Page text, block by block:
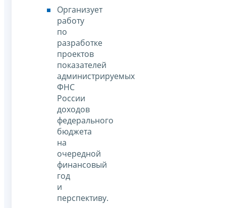
Организует
работу
по
разработке
проектов
показателей
администрируемых
ФНС
России
доходов
федерального
бюджета
на
очередной
финансовый
год
и
перспективу.